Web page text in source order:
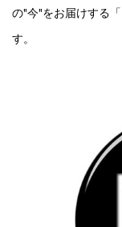
の"今"をお届けする
す。